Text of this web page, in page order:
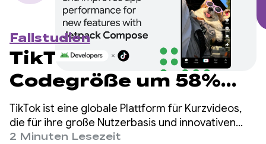
Fallstudien
TikTok reduziert die
Codegröße um 58%
und verbessert die
App-Leistung für neue
TikTok ist eine globale Plattform für Kurzvideos,
die für ihre große Nutzerbasis und innovativen
Funktionen bekannt ist.
2 Minuten Lesezeit